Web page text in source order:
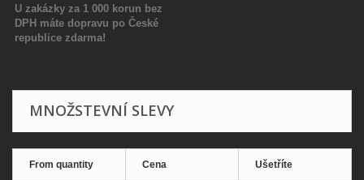
U zakázky za 1 000 korun bez
DPH máte dopravu po České
republice zdarma!
MNOŽSTEVNÍ SLEVY
From quantity Cena Ušetříte